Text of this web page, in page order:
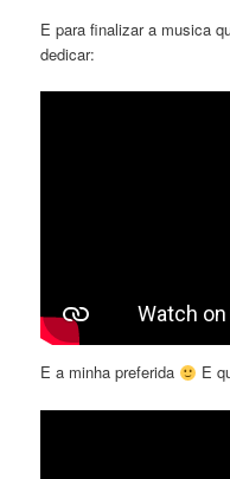
E para finalizar a musica
dedicar:
E a minha preferida E